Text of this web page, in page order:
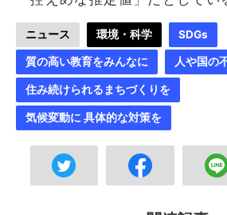
ニュース 環境・科学 SDGs
質の高い教育をみんなに 人や国の
住み続けられるまちづくりを
気候変動に 具体的な対策を